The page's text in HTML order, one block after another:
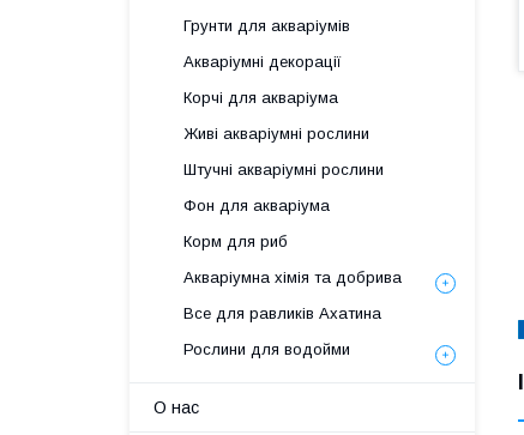
Грунти для акваріумів
Акваріумні декорації
Корчі для акваріума
Живі акваріумні рослини
Штучні акваріумні рослини
Фон для акваріума
Корм для риб
Акваріумна хімія та добрива
Все для равликів Ахатина
Рослини для водойми
О нас